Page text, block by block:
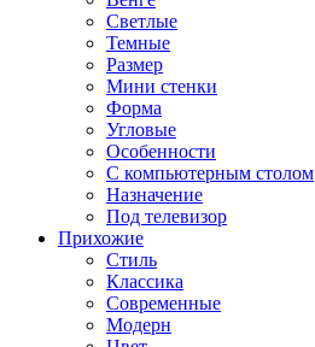
Светлые
Темные
Размер
Мини стенки
Форма
Угловые
Особенности
С компьютерным столом
Назначение
Под телевизор
Прихожие
Стиль
Классика
Современные
Модерн